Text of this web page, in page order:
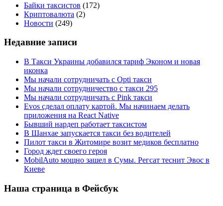
Байки таксистов (172)
Криптовалюта (2)
Новости (249)
Недавние записи
В Такси Украины добавился тариф Эконом и новая
иконка
Мы начали сотрудничать с Opti такси
Мы начали сотрудничество с такси 295
Мы начали сотрудничать с Pink такси
Evos сделал оплату картой. Мы начинаем делать
приложения на React Native
Бывший нардеп работает таксистом
В Шанхае запускается такси без водителей
Пилот такси в Житомире возит медиков бесплатно
Город ждет своего героя
MobilAuto мощно зашел в Сумы. Регсат теснит Эвос в
Киеве
Наша страница в Фейсбук